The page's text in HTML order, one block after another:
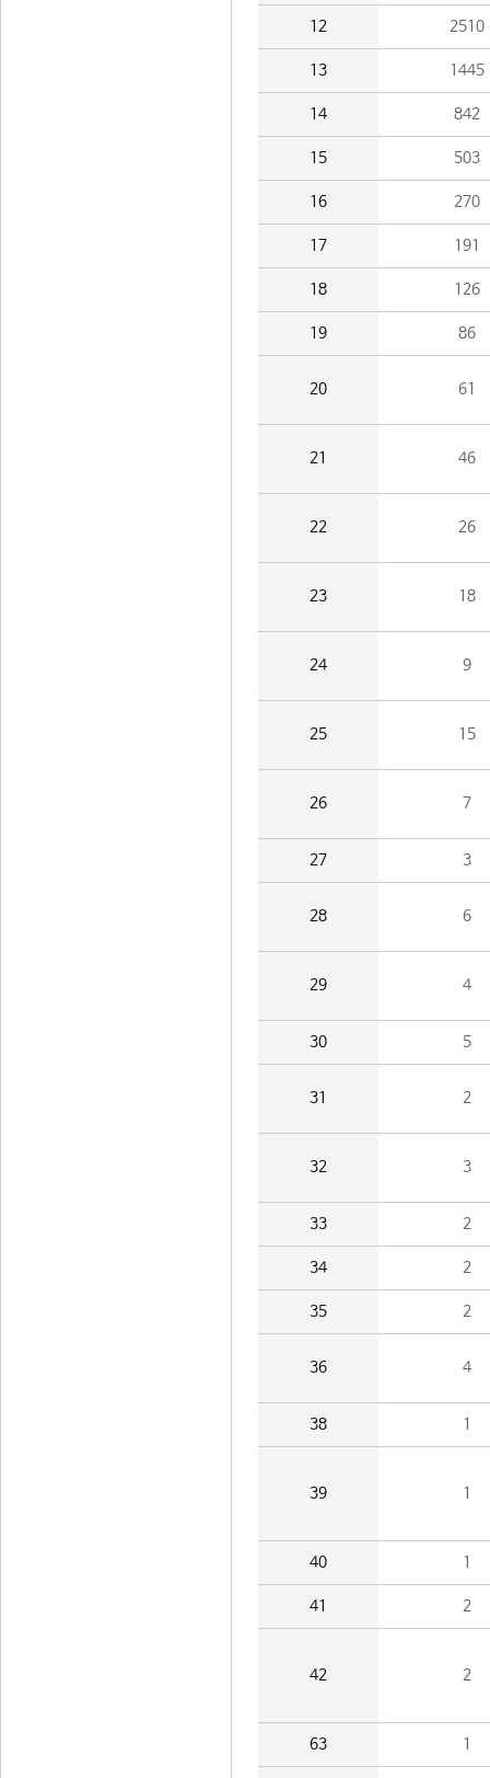
12 2510
13 1445
14 842
15 503
16 270
17 191
18 126
19 86
20 61
21 46
22 26
23 18
24 9
25 15
26 7
27 3
28 6
29 4
30 5
31 2
32 3
33 2
34 2
35 2
36 4
38 1
39 1
40 1
41 2
42 2
63 1